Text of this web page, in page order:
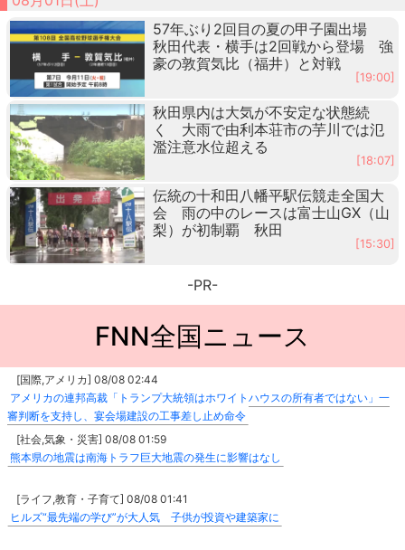
57年ぶり2回目の夏の甲子園出場
秋田代表・横手は2回戦から登場 強
豪の敦賀気比（福井）と対戦
[19:00]
秋田県内は大気が不安定な状態続
く 大雨で由利本荘市の芋川では氾
濫注意水位超える
[18:07]
伝統の十和田八幡平駅伝競走全国大
会 雨の中のレースは富士山GX（山
梨）が初制覇 秋田
[15:30]
-PR-
FNN全国ニュース
[国際,アメリカ] 08/08 02:44
アメリカの連邦高裁「トランプ大統領はホワイトハウスの所有者ではない」一
審判断を支持し、宴会場建設の工事差し止め命令
[社会,気象・災害] 08/08 01:59
熊本県の地震は南海トラフ巨大地震の発生に影響はなし
[ライフ,教育・子育て] 08/08 01:41
ヒルズ“最先端の学び”が大人気 子供が投資や建築家に